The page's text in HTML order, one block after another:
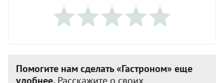
Помогите нам сделать «Гастроном» еще